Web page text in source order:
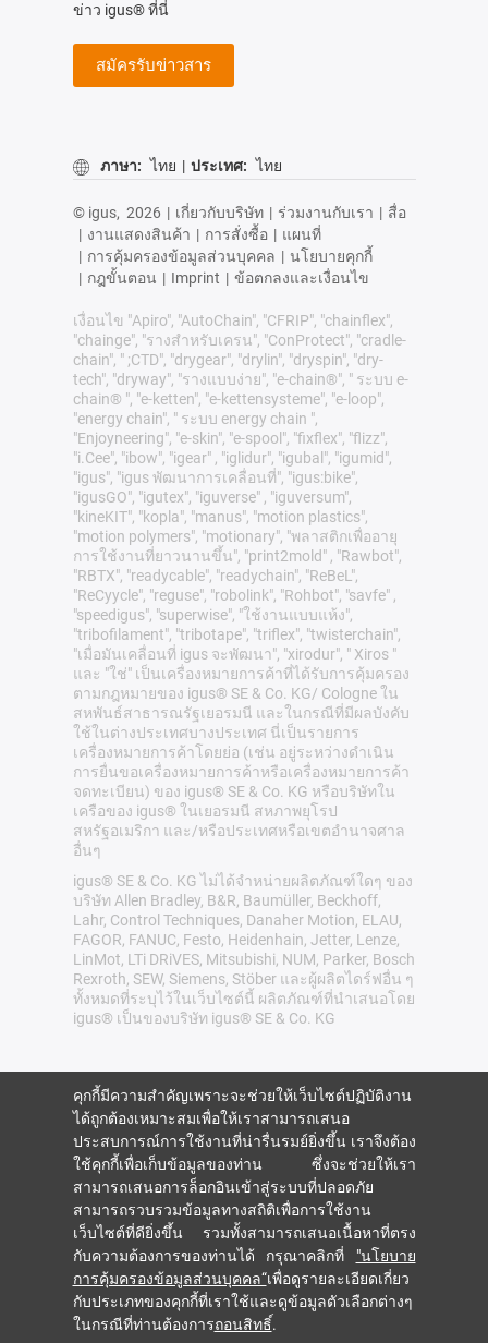
ข่าว igus® ที่นี่
สมัครรับข่าวสาร
ภาษา: ไทย | ประเทศ: ไทย
© igus, 2026 | เกี่ยวกับบริษัท | ร่วมงานกับเรา | สื่อ
| งานแสดงสินค้า | การสั่งซื้อ | แผนที่
| การคุ้มครองข้อมูลส่วนบุคคล | นโยบายคุกกี้
| กฎขั้นตอน | Imprint | ข้อตกลงและเงื่อนไข
เงื่อนไข "Apiro", "AutoChain", "CFRIP", "chainflex",
"chainge", "รางสำหรับเครน", "ConProtect", "cradle-
chain", " ;CTD", "drygear", "drylin", "dryspin", "dry-
tech", "dryway", "รางแบบง่าย", "e-chain®", " ระบบ e-
chain® ", "e-ketten", "e-kettensysteme", "e-loop",
"energy chain", " ระบบ energy chain ",
"Enjoyneering", "e-skin", "e-spool", "fixflex", "flizz",
"i.Cee", "ibow", "igear" , "iglidur", "igubal", "igumid",
"igus", "igus พัฒนาการเคลื่อนที่", "igus:bike",
"igusGO", "igutex", "iguverse" , "iguversum",
"kineKIT", "kopla", "manus", "motion plastics",
"motion polymers", "motionary", "พลาสติกเพื่ออายุ
การใช้งานที่ยาวนานขึ้น", "print2mold" , "Rawbot",
"RBTX", "readycable", "readychain", "ReBeL",
"ReCyycle", "reguse", "robolink", "Rohbot", "savfe" ,
"speedigus", "superwise", "ใช้งานแบบแห้ง",
"tribofilament", "tribotape", "triflex", "twisterchain",
"เมื่อมันเคลื่อนที่ igus จะพัฒนา", "xirodur", " Xiros "
และ "ใช่" เป็นเครื่องหมายการค้าที่ได้รับการคุ้มครอง
ตามกฎหมายของ igus® SE & Co. KG/ Cologne ใน
สหพันธ์สาธารณรัฐเยอรมนี และในกรณีที่มีผลบังคับ
ใช้ในต่างประเทศบางประเทศ นี่เป็นรายการ
เครื่องหมายการค้าโดยย่อ (เช่น อยู่ระหว่างดำเนิน
การยื่นขอเครื่องหมายการค้าหรือเครื่องหมายการค้า
จดทะเบียน) ของ igus® SE & Co. KG หรือบริษัทใน
เครือของ igus® ในเยอรมนี สหภาพยุโรป
สหรัฐอเมริกา และ/หรือประเทศหรือเขตอำนาจศาล
อื่นๆ
igus® SE & Co. KG ไม่ได้จำหน่ายผลิตภัณฑ์ใดๆ ของ
บริษัท Allen Bradley, B&R, Baumüller, Beckhoff,
Lahr, Control Techniques, Danaher Motion, ELAU,
FAGOR, FANUC, Festo, Heidenhain, Jetter, Lenze,
LinMot, LTi DRiVES, Mitsubishi, NUM, Parker, Bosch
Rexroth, SEW, Siemens, Stöber และผู้ผลิตไดร์ฟอื่น ๆ
ทั้งหมดที่ระบุไว้ในเว็บไซต์นี้ ผลิตภัณฑ์ที่นำเสนอโดย
igus® เป็นของบริษัท igus® SE & Co. KG
คุกกี้มีความสำคัญเพราะจะช่วยให้เว็บไซต์ปฏิบัติงาน
ได้ถูกต้องเหมาะสมเพื่อให้เราสามารถเสนอ
ประสบการณ์การใช้งานที่น่ารื่นรมย์ยิ่งขึ้น เราจึงต้อง
ใช้คุกกี้เพื่อเก็บข้อมูลของท่าน ซึ่งจะช่วยให้เรา
สามารถเสนอการล็อกอินเข้าสู่ระบบที่ปลอดภัย
สามารถรวบรวมข้อมูลทางสถิติเพื่อการใช้งาน
เว็บไซต์ที่ดียิ่งขึ้น รวมทั้งสามารถเสนอเนื้อหาที่ตรง
กับความต้องการของท่านได้ กรุณาคลิกที่ "นโยบาย
การคุ้มครองข้อมูลส่วนบุคคล“เพื่อดูรายละเอียดเกี่ยว
กับประเภทของคุกกี้ที่เราใช้และดูข้อมูลตัวเลือกต่างๆ
ในกรณีที่ท่านต้องการถอนสิทธิ์.